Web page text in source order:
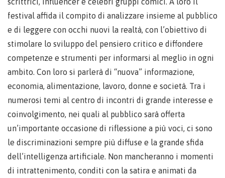
festival affida il compito di analizzare insieme al pubblico
e di leggere con occhi nuovi la realtà, con l’obiettivo di
stimolare lo sviluppo del pensiero critico e diffondere
competenze e strumenti per informarsi al meglio in ogni
ambito. Con loro si parlerà di “nuova” informazione,
economia, alimentazione, lavoro, donne e società. Tra i
numerosi temi al centro di incontri di grande interesse e
coinvolgimento, nei quali al pubblico sarà offerta
un’importante occasione di riflessione a più voci, ci sono
le discriminazioni sempre più diffuse e la grande sfida
dell’intelligenza artificiale. Non mancheranno i momenti
di intrattenimento, conditi con la satira e animati da